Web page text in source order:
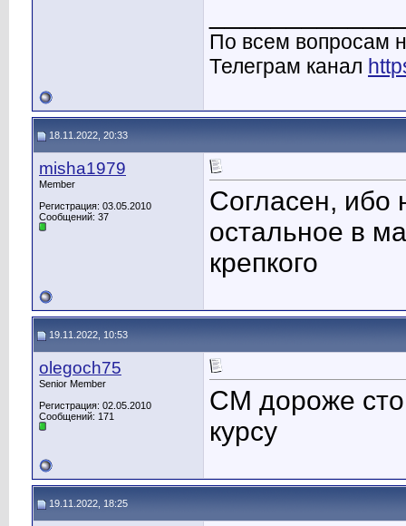
По всем вопросам
Телеграм канал
18.11.2022, 20:33
misha1979
Member
Регистрация: 03.05.2010
Сообщений: 37
Согласен, ибо
остальное в
крепкого
19.11.2022, 10:53
olegoch75
Senior Member
Регистрация: 02.05.2010
Сообщений: 171
СМ дороже
курсу
19.11.2022, 18:25